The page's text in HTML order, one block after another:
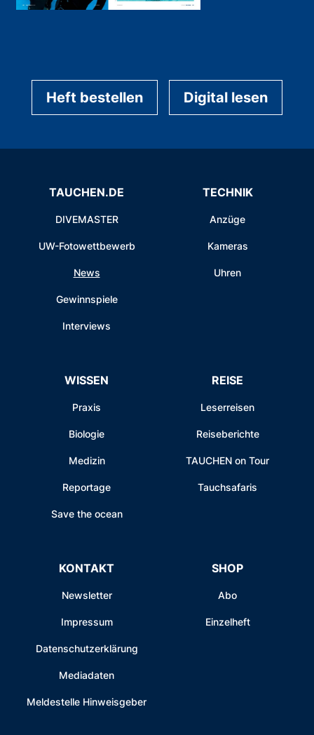
Heft bestellen Digital lesen
TAUCHEN.DE
DIVEMASTER
UW-Fotowettbewerb
News
Gewinnspiele
Interviews
TECHNIK
Anzüge
Kameras
Uhren
WISSEN
Praxis
Biologie
Medizin
Reportage
Save the ocean
REISE
Leserreisen
Reiseberichte
TAUCHEN on Tour
Tauchsafaris
KONTAKT
Newsletter
Impressum
Datenschutzerklärung
Mediadaten
Meldestelle Hinweisgeber
SHOP
Abo
Einzelheft